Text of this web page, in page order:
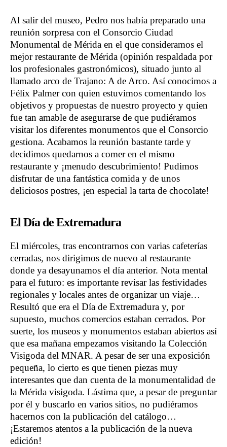
Al salir del museo, Pedro nos había preparado una
reunión sorpresa con el Consorcio Ciudad
Monumental de Mérida en el que consideramos el
mejor restaurante de Mérida (opinión respaldada por
los profesionales gastronómicos), situado junto al
llamado arco de Trajano: A de Arco. Así conocimos a
Félix Palmer con quien estuvimos comentando los
objetivos y propuestas de nuestro proyecto y quien
fue tan amable de asegurarse de que pudiéramos
visitar los diferentes monumentos que el Consorcio
gestiona. Acabamos la reunión bastante tarde y
decidimos quedarnos a comer en el mismo
restaurante y ¡menudo descubrimiento! Pudimos
disfrutar de una fantástica comida y de unos
deliciosos postres, ¡en especial la tarta de chocolate!
El Día de Extremadura
El miércoles, tras encontrarnos con varias cafeterías
cerradas, nos dirigimos de nuevo al restaurante
donde ya desayunamos el día anterior. Nota mental
para el futuro: es importante revisar las festividades
regionales y locales antes de organizar un viaje…
Resultó que era el Día de Extremadura y, por
supuesto, muchos comercios estaban cerrados. Por
suerte, los museos y monumentos estaban abiertos así
que esa mañana empezamos visitando la Colección
Visigoda del MNAR. A pesar de ser una exposición
pequeña, lo cierto es que tienen piezas muy
interesantes que dan cuenta de la monumentalidad de
la Mérida visigoda. Lástima que, a pesar de preguntar
por él y buscarlo en varios sitios, no pudiéramos
hacernos con la publicación del catálogo…
¡Estaremos atentos a la publicación de la nueva
edición!